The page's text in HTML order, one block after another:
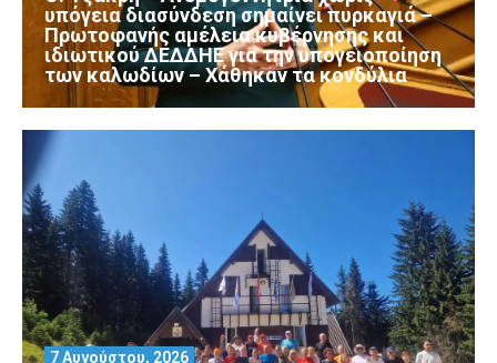
υπόγεια διασύνδεση σημαίνει πυρκαγιά –
Πρωτοφανής αμέλεια κυβέρνησης και
ιδιωτικού ΔΕΔΔΗΕ για την υπογειοποίηση
των καλωδίων – Χάθηκαν τα κονδύλια
7 Αυγούστου, 2026